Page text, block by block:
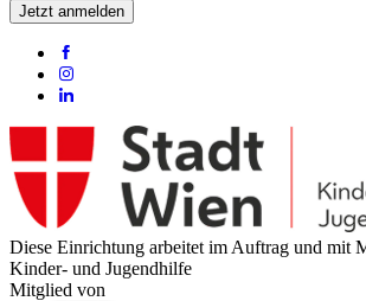
Jetzt anmelden
Diese Einrichtung arbeitet im Auftrag und mit
Kinder- und Jugendhilfe
Mitglied von